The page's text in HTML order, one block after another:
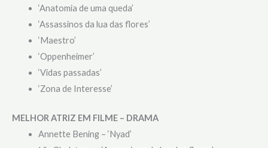
‘Anatomia de uma queda’
‘Assassinos da lua das flores’
‘Maestro’
‘Oppenheimer’
‘Vidas passadas’
‘Zona de Interesse’
MELHOR ATRIZ EM FILME – DRAMA
Annette Bening – ‘Nyad’